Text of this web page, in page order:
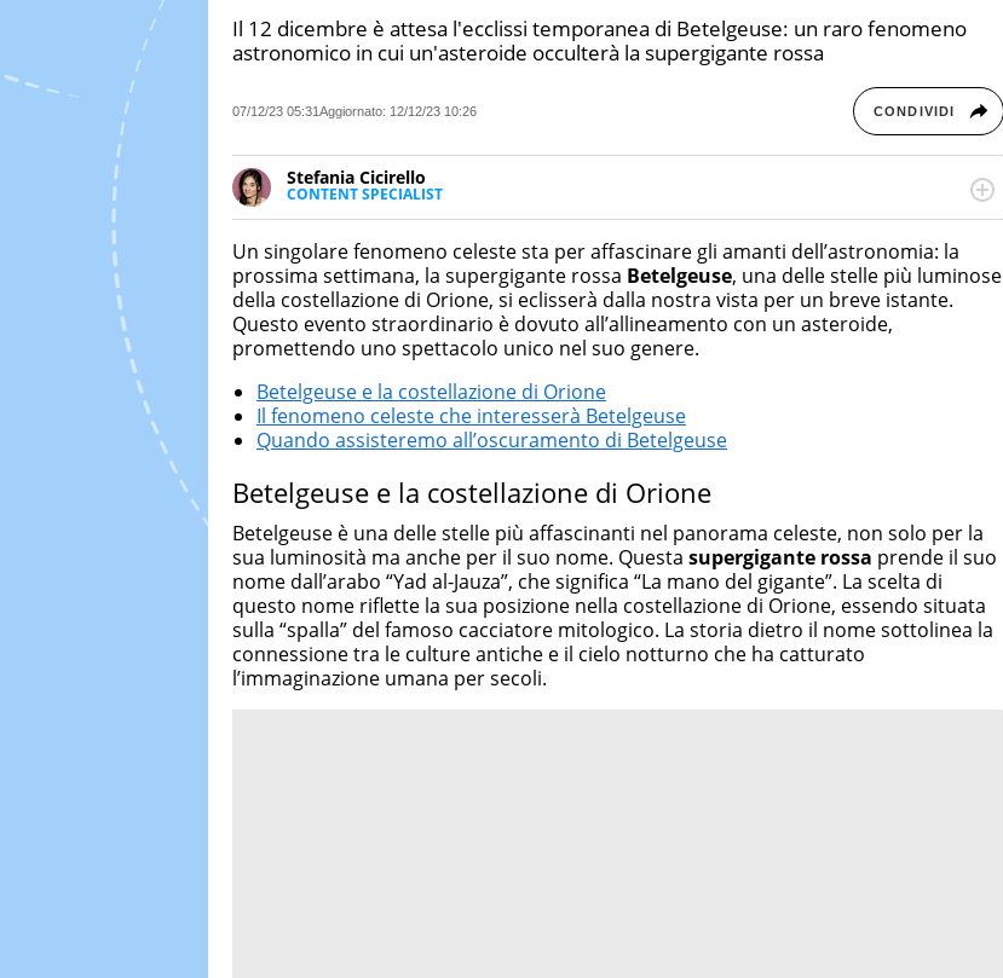
Il 12 dicembre è attesa l'ecclissi temporanea di Betelgeuse: un raro fenomeno
astronomico in cui un'asteroide occulterà la supergigante rossa
07/12/23 05:31Aggiornato: 12/12/23 10:26 CONDIVIDI
Stefania Cicirello
CONTENT SPECIALIST
Content writer, video editor e fotografa, ha conseguito un Master in Digital & Social
Media Marketing. Scrive articoli in ottica SEO e realizza contenuti per social media, con
focus su Costume & Società, Moda e Bellezza.
Un singolare fenomeno celeste sta per affascinare gli amanti dell’astronomia: la
prossima settimana, la supergigante rossa Betelgeuse, una delle stelle più luminose
della costellazione di Orione, si eclisserà dalla nostra vista per un breve istante.
Questo evento straordinario è dovuto all’allineamento con un asteroide,
promettendo uno spettacolo unico nel suo genere.
Betelgeuse e la costellazione di Orione
Il fenomeno celeste che interesserà Betelgeuse
Quando assisteremo all’oscuramento di Betelgeuse
Betelgeuse e la costellazione di Orione
Betelgeuse è una delle stelle più affascinanti nel panorama celeste, non solo per la
sua luminosità ma anche per il suo nome. Questa supergigante rossa prende il suo
nome dall’arabo “Yad al-Jauza”, che significa “La mano del gigante”. La scelta di
questo nome riflette la sua posizione nella costellazione di Orione, essendo situata
sulla “spalla” del famoso cacciatore mitologico. La storia dietro il nome sottolinea la
connessione tra le culture antiche e il cielo notturno che ha catturato
l’immaginazione umana per secoli.